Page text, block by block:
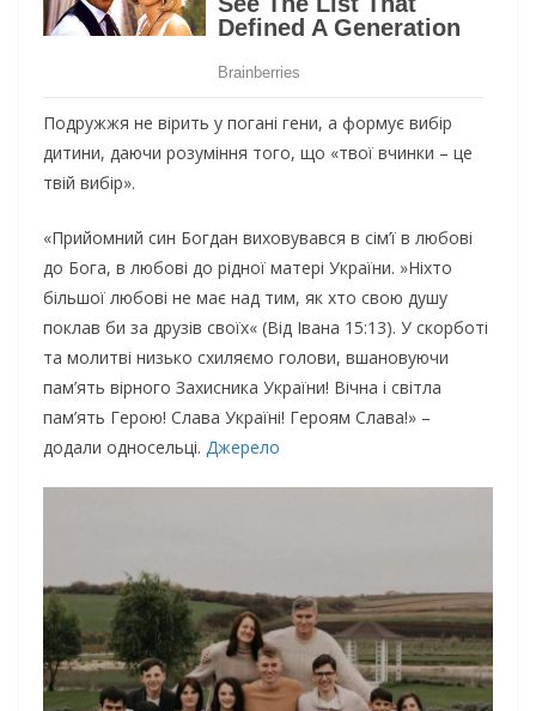
Подружжя не вірить у погані гени, а формує вибір
дитини, даючи розуміння того, що «твої вчинки – це
твій вибір».
«Прийомний син Богдан виховувався в сім’ї в любові
до Бога, в любові до рідної матері України. »Ніхто
більшої любові не має над тим, як хто свою душу
поклав би за друзів своїх« (Від Івана 15:13). У скорботі
та молитві низько схиляємо голови, вшановуючи
пам’ять вірного Захисника України! Вічна і світла
пам’ять Герою! Слава Україні! Героям Слава!» –
додали односельці. Джерело